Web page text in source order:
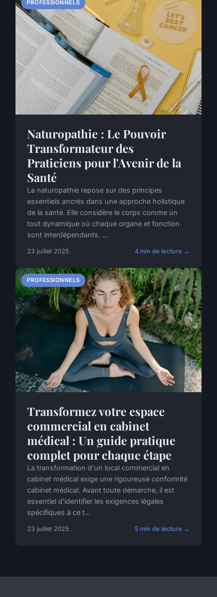
PROFESSIONNELS
Naturopathie : Le Pouvoir
Transformateur des
Praticiens pour l'Avenir de la
Santé
La naturopathie repose sur des principes
essentiels ancrés dans une approche holistique
de la santé. Elle considère le corps comme un
tout dynamique où chaque organe et fonction
sont interdépendants. ...
23 juillet 2025 4 min de lecture →
PROFESSIONNELS
Transformez votre espace
commercial en cabinet
médical : Un guide pratique
complet pour chaque étape
La transformation d'un local commercial en
cabinet médical exige une rigoureuse conformité
cabinet médical. Avant toute démarche, il est
essentiel d'identifier les exigences légales
spécifiques à ce t...
23 juillet 2025 5 min de lecture →